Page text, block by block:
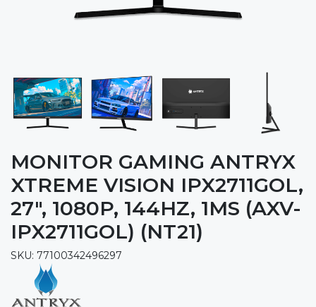
MONITOR GAMING ANTRYX
XTREME VISION IPX2711GOL,
27", 1080P, 144HZ, 1MS (AXV-
IPX2711GOL) (NT21)
SKU: 77100342496297